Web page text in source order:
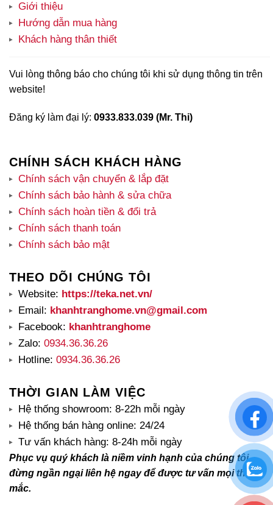
Giới thiệu
Hướng dẫn mua hàng
Khách hàng thân thiết
Vui lòng thông báo cho chúng tôi khi sử dụng thông tin trên
website!
Đăng ký làm đại lý: 0933.833.039 (Mr. Thi)
CHÍNH SÁCH KHÁCH HÀNG
Chính sách vận chuyển & lắp đặt
Chính sách bảo hành & sửa chữa
Chính sách hoàn tiền & đổi trả
Chính sách thanh toán
Chính sách bảo mật
THEO DÕI CHÚNG TÔI
Website: https://teka.net.vn/
Email: khanhtranghome.vn@gmail.com
Facebook: khanhtranghome
Zalo: 0934.36.36.26
Hotline: 0934.36.36.26
THỜI GIAN LÀM VIỆC
Hệ thống showroom: 8-22h mỗi ngày
Hệ thống bán hàng online: 24/24
Tư vấn khách hàng: 8-24h mỗi ngày
Phục vụ quý khách là niềm vinh hạnh của chúng tôi,
đừng ngần ngại liên hệ ngay để được tư vấn mọi thắc
mắc.